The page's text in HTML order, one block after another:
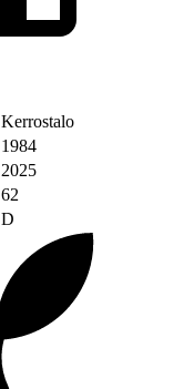
Kerrostalo
1984
2025
62
D